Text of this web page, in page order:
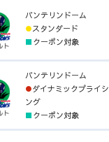
バンテリンドーム
スタンダード
クーポン対象
バンテリンドーム
ダイナミックプライシ
ング
クーポン対象